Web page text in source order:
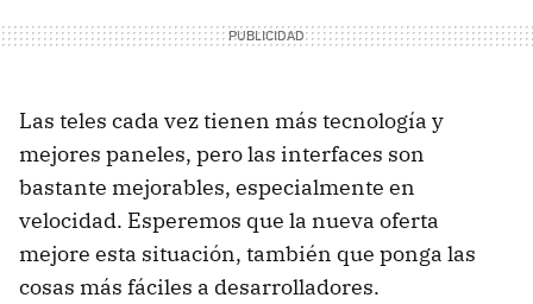
Las teles cada vez tienen más tecnología y
mejores paneles, pero las interfaces son
bastante mejorables, especialmente en
velocidad. Esperemos que la nueva oferta
mejore esta situación, también que ponga las
cosas más fáciles a desarrolladores.